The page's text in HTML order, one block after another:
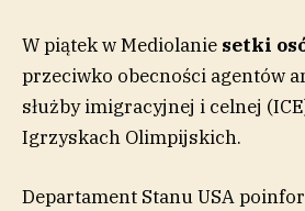
W piątek w Mediolanie setki
przeciwko obecności agentów
służby imigracyjnej i celnej
Igrzyskach Olimpijskich.
Departament Stanu USA